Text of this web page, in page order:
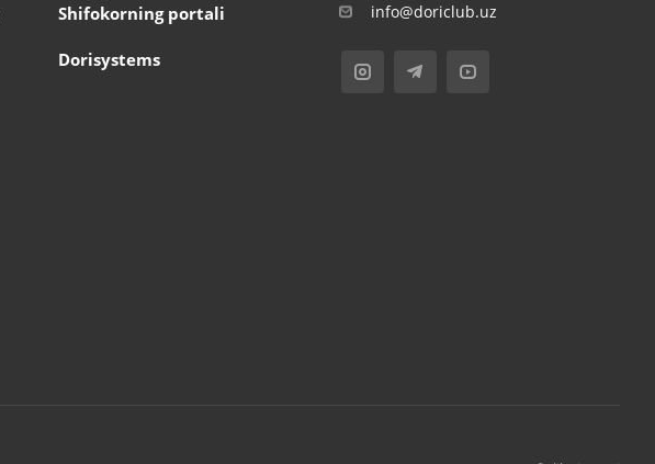
Shifokorning portali
Dorisystems
info@doriclub.uz